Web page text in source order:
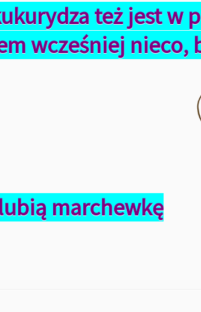
też jest w
wcześniej nieco,
marchewkę